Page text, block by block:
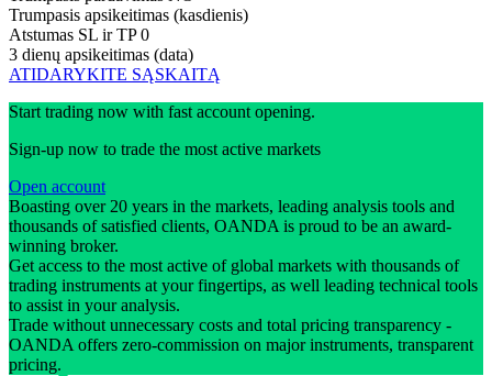
Trumpasis apsikeitimas (kasdienis)
Atstumas SL ir TP 0
3 dienų apsikeitimas (data)
ATIDARYKITE SĄSKAITĄ
Start trading now with fast account opening.
Sign-up now to trade the most active markets
Open account
Boasting over 20 years in the markets, leading analysis tools and
thousands of satisfied clients, OANDA is proud to be an award-
winning broker.
Get access to the most active of global markets with thousands of
trading instruments at your fingertips, as well leading technical tools
to assist in your analysis.
Trade without unnecessary costs and total pricing transparency -
OANDA offers zero-commission on major instruments, transparent
pricing.